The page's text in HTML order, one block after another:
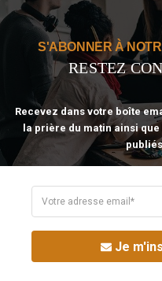
Recevoir Notre
The real voyage of
seeing with new eyes. All
which the traveler is unaware.
S'ABONNER À
RESTEZ
Recevez dans votre boîte
la prière du matin ainsi
Je